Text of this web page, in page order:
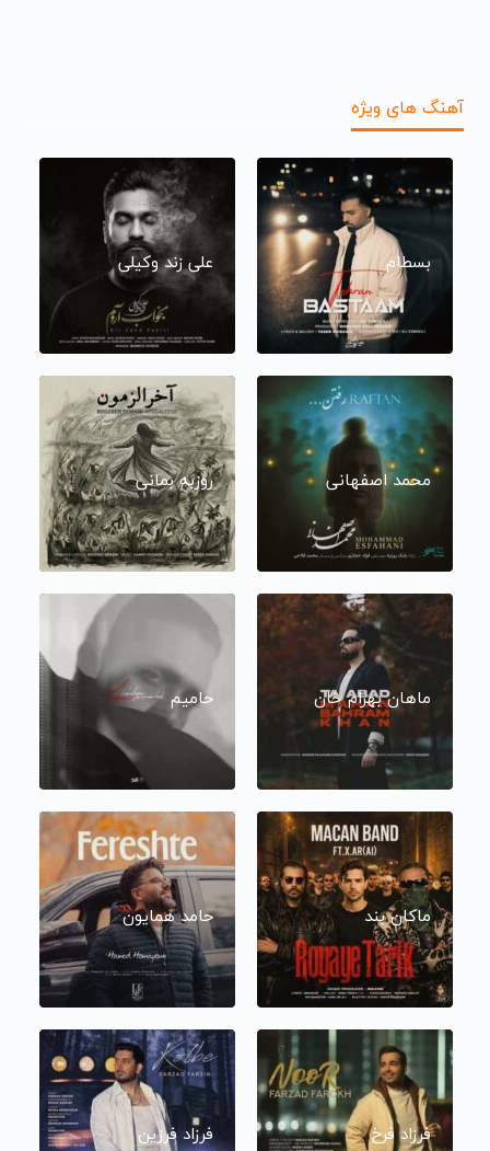
آهنگ های ویژه
بسطام علی زند وکیلی
محمد اصفهانی روزبه بمانی
ماهان بهرام خان حامیم
ماکان بند حامد همایون
فرزاد فرخ فرزاد فرزین